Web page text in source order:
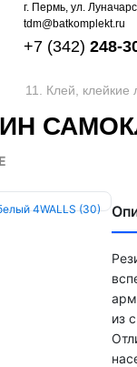
г. Пермь, ул.
tdm@batkomplekt.ru
+7 (342) 248-
11. Клей, клейкие
из